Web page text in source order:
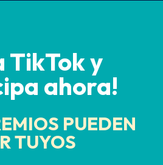
TikTok y
ahora!
PUEDEN
TUYOS